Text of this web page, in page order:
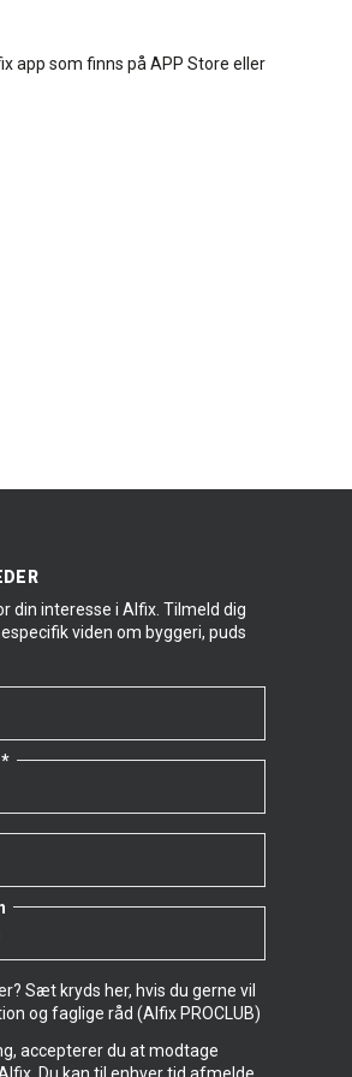
app som finns på APP Store eller
din interesse i Alfix. Tilmeld dig
viden om byggeri, puds
Sæt kryds her, hvis du gerne vil
og faglige råd (Alfix PROCLUB)
accepterer du at modtage